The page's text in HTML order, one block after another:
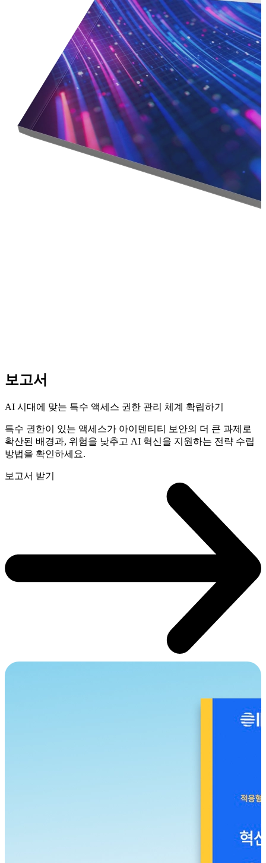
보고서
AI 시대에 맞는 특수 액세스 권한 관리 체계 확립하기
특수 권한이 있는 액세스가 아이덴티티 보안의 더 큰 과제로
확산된 배경과, 위험을 낮추고 AI 혁신을 지원하는 전략 수립
방법을 확인하세요.
보고서 받기